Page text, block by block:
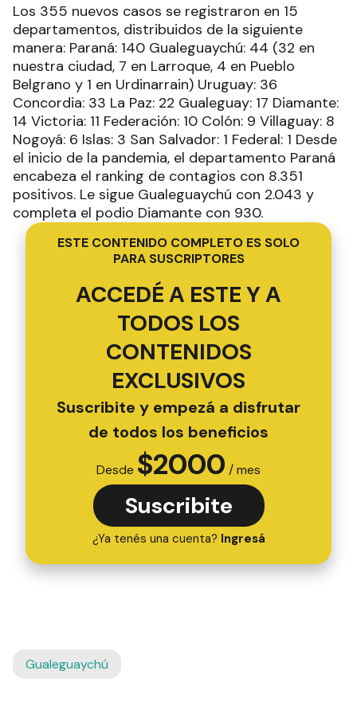
Los 355 nuevos casos se registraron en 15
departamentos, distribuidos de la siguiente
manera: Paraná: 140 Gualeguaychú: 44 (32 en
nuestra ciudad, 7 en Larroque, 4 en Pueblo
Belgrano y 1 en Urdinarrain) Uruguay: 36
Concordia: 33 La Paz: 22 Gualeguay: 17 Diamante:
14 Victoria: 11 Federación: 10 Colón: 9 Villaguay: 8
Nogoyá: 6 Islas: 3 San Salvador: 1 Federal: 1 Desde
el inicio de la pandemia, el departamento Paraná
encabeza el ranking de contagios con 8.351
positivos. Le sigue Gualeguaychú con 2.043 y
completa el podio Diamante con 930.
ESTE CONTENIDO COMPLETO ES SOLO
PARA SUSCRIPTORES
ACCEDÉ A ESTE Y A
TODOS LOS
CONTENIDOS
EXCLUSIVOS
Suscribite y empezá a disfrutar
de todos los beneficios
Desde $2000 / mes
Suscribite
¿Ya tenés una cuenta? Ingresá
Gualeguaychú